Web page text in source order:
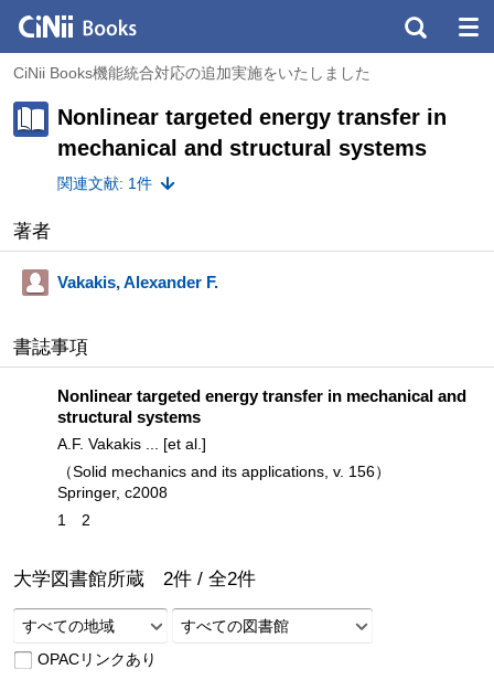
CiNii Books機能統合対応の追加実施をいたしました
Nonlinear targeted energy transfer in
mechanical and structural systems
関連文献: 1件
著者
Vakakis, Alexander F.
書誌事項
Nonlinear targeted energy transfer in mechanical and
structural systems
A.F. Vakakis ... [et al.]
（Solid mechanics and its applications, v. 156）
Springer, c2008
1
2
大学図書館所蔵 2件 / 全2件
すべての地域
すべての図書館
OPACリンクあり